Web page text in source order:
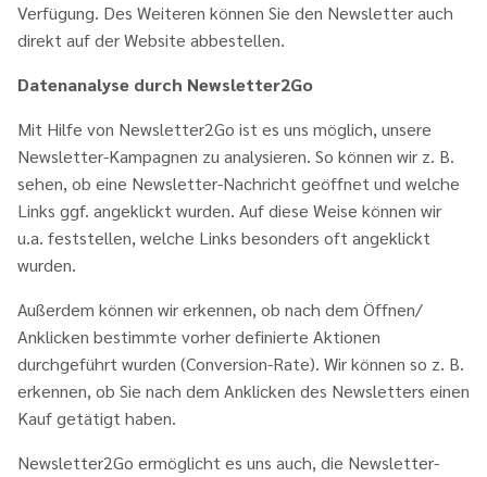
Verfügung. Des Weiteren können Sie den Newsletter auch
direkt auf der Website abbestellen.
Datenanalyse durch Newsletter2Go
Mit Hilfe von Newsletter2Go ist es uns möglich, unsere
Newsletter-Kampagnen zu analysieren. So können wir z. B.
sehen, ob eine Newsletter-Nachricht geöffnet und welche
Links ggf. angeklickt wurden. Auf diese Weise können wir
u.a. feststellen, welche Links besonders oft angeklickt
wurden.
Außerdem können wir erkennen, ob nach dem Öffnen/
Anklicken bestimmte vorher definierte Aktionen
durchgeführt wurden (Conversion-Rate). Wir können so z. B.
erkennen, ob Sie nach dem Anklicken des Newsletters einen
Kauf getätigt haben.
Newsletter2Go ermöglicht es uns auch, die Newsletter-